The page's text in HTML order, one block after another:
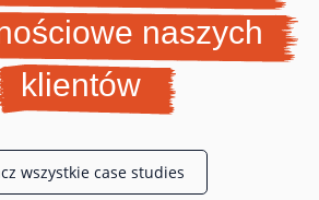
naszych
klientów
wszystkie case studies